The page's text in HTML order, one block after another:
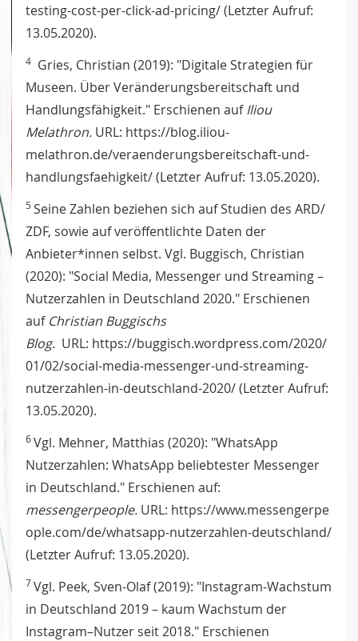
testing-cost-per-click-ad-pricing/ (Letzter Aufruf:
13.05.2020).
4 Gries, Christian (2019): "Digitale Strategien für
Museen. Über Veränderungsbereitschaft und
Handlungsfähigkeit." Erschienen aufIliou
Melathron. URL: https://blog.iliou-
melathron.de/veraenderungsbereitschaft-und-
handlungsfaehigkeit/ (Letzter Aufruf: 13.05.2020).
5 Seine Zahlen beziehen sich auf Studien des ARD/
ZDF, sowie auf veröffentlichte Daten der
Anbieter*innen selbst. Vgl. Buggisch, Christian
(2020): "Social Media, Messenger und Streaming –
Nutzerzahlen in Deutschland 2020." Erschienen
auf Christian Buggischs
Blog. URL: https://buggisch.wordpress.com/2020/
01/02/social-media-messenger-und-streaming-
nutzerzahlen-in-deutschland-2020/ (Letzter Aufruf:
13.05.2020).
6Vgl. Mehner, Matthias (2020): "WhatsApp
Nutzerzahlen: WhatsApp beliebtester Messenger
in Deutschland." Erschienen auf:
messengerpeople. URL: https://www.messengerpe
ople.com/de/whatsapp-nutzerzahlen-deutschland/
(Letzter Aufruf: 13.05.2020).
7Vgl. Peek, Sven-Olaf (2019): "Instagram-Wachstum
in Deutschland 2019 – kaum Wachstum der
Instagram–Nutzer seit 2018." Erschienen